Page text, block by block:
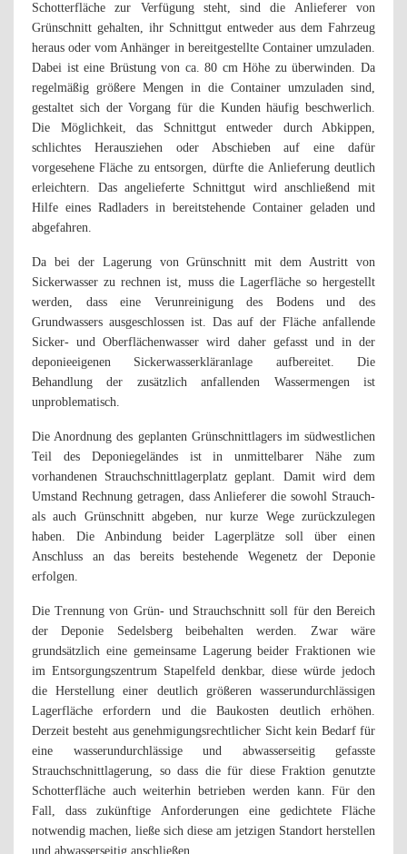
Schotterfläche zur Verfügung steht, sind die Anlieferer von
Grünschnitt gehalten, ihr Schnittgut entweder aus dem Fahrzeug
heraus oder vom Anhänger in bereitgestellte Container umzuladen.
Dabei ist eine Brüstung von ca. 80 cm Höhe zu überwinden. Da
regelmäßig größere Mengen in die Container umzuladen sind,
gestaltet sich der Vorgang für die Kunden häufig beschwerlich.
Die Möglichkeit, das Schnittgut entweder durch Abkippen,
schlichtes Herausziehen oder Abschieben auf eine dafür
vorgesehene Fläche zu entsorgen, dürfte die Anlieferung deutlich
erleichtern. Das angelieferte Schnittgut wird anschließend mit
Hilfe eines Radladers in bereitstehende Container geladen und
abgefahren.
Da bei der Lagerung von Grünschnitt mit dem Austritt von
Sickerwasser zu rechnen ist, muss die Lagerfläche so hergestellt
werden, dass eine Verunreinigung des Bodens und des
Grundwassers ausgeschlossen ist. Das auf der Fläche anfallende
Sicker- und Oberflächenwasser wird daher gefasst und in der
deponieeigenen Sickerwasserkläranlage aufbereitet. Die
Behandlung der zusätzlich anfallenden Wassermengen ist
unproblematisch.
Die Anordnung des geplanten Grünschnittlagers im südwestlichen
Teil des Deponiegeländes ist in unmittelbarer Nähe zum
vorhandenen Strauchschnittlagerplatz geplant. Damit wird dem
Umstand Rechnung getragen, dass Anlieferer die sowohl Strauch-
als auch Grünschnitt abgeben, nur kurze Wege zurückzulegen
haben. Die Anbindung beider Lagerplätze soll über einen
Anschluss an das bereits bestehende Wegenetz der Deponie
erfolgen.
Die Trennung von Grün- und Strauchschnitt soll für den Bereich
der Deponie Sedelsberg beibehalten werden. Zwar wäre
grundsätzlich eine gemeinsame Lagerung beider Fraktionen wie
im Entsorgungszentrum Stapelfeld denkbar, diese würde jedoch
die Herstellung einer deutlich größeren wasserundurchlässigen
Lagerfläche erfordern und die Baukosten deutlich erhöhen.
Derzeit besteht aus genehmigungsrechtlicher Sicht kein Bedarf für
eine wasserundurchlässige und abwasserseitig gefasste
Strauchschnittlagerung, so dass die für diese Fraktion genutzte
Schotterfläche auch weiterhin betrieben werden kann. Für den
Fall, dass zukünftige Anforderungen eine gedichtete Fläche
notwendig machen, ließe sich diese am jetzigen Standort herstellen
und abwasserseitig anschließen.